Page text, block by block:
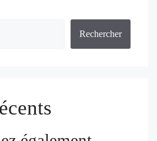
Rechercher